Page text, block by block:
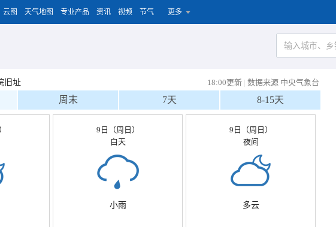
云图 天气地图 专业产品 资讯 视频 节气 更多
旧址 18:00更新 | 数据来源 中央气象台
周末 7天 8-15天
9日（周日）
白天
小雨
9日（周日）
夜间
多云